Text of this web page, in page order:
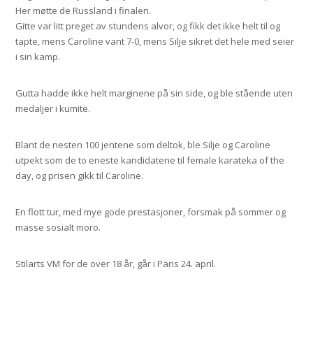
Her møtte de Russland i finalen.
Gitte var litt preget av stundens alvor, og fikk det ikke helt til og
tapte, mens Caroline vant 7-0, mens Silje sikret det hele med seier
i sin kamp.
Gutta hadde ikke helt marginene på sin side, og ble stående uten
medaljer i kumite.
Blant de nesten 100 jentene som deltok, ble Silje og Caroline
utpekt som de to eneste kandidatene til female karateka of the
day, og prisen gikk til Caroline.
En flott tur, med mye gode prestasjoner, forsmak på sommer og
masse sosialt moro.
Stilarts VM for de over 18 år, går i Paris 24. april.